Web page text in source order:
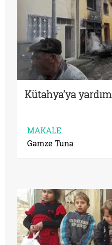
Kütahya’ya yardım
MAKALE
Gamze Tuna